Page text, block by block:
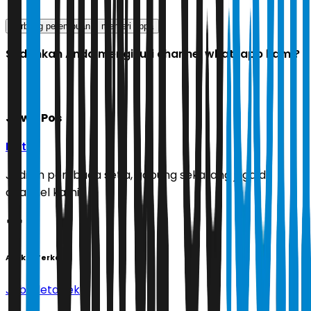
gerbong perempuan menteri pppa
Sudahkah Anda mengikuti channel whatsapp kami?
Jawa Pos
Ikuti
Jadilah pembaca setia, gabung sekarang juga di
channel kami!
Artikel Terkait
Jabodetabek